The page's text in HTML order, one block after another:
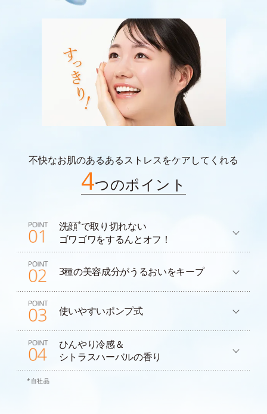
不快なお肌のあるあるストレスをケアしてくれる
4つのポイント
洗顔*で取り切れない
ゴワゴワをするんとオフ！
3種の美容成分がうるおいをキープ
使いやすいポンプ式
ひんやり冷感＆
シトラスハーバルの香り
*自社品